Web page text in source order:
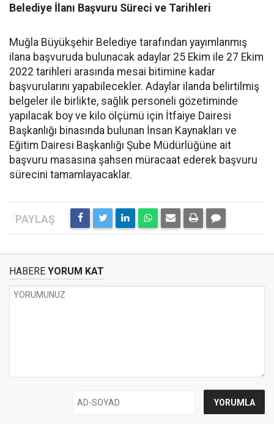
Belediye İlanı Başvuru Süreci ve Tarihleri
Muğla Büyükşehir Belediye tarafından yayımlanmış
ilana başvuruda bulunacak adaylar 25 Ekim ile 27 Ekim
2022 tarihleri arasında mesai bitimine kadar
başvurularını yapabilecekler. Adaylar ilanda belirtilmiş
belgeler ile birlikte, sağlık personeli gözetiminde
yapılacak boy ve kilo ölçümü için İtfaiye Dairesi
Başkanlığı binasında bulunan İnsan Kaynakları ve
Eğitim Dairesi Başkanlığı Şube Müdürlüğüne ait
başvuru masasına şahsen müracaat ederek başvuru
sürecini tamamlayacaklar.
HABERE YORUM KAT